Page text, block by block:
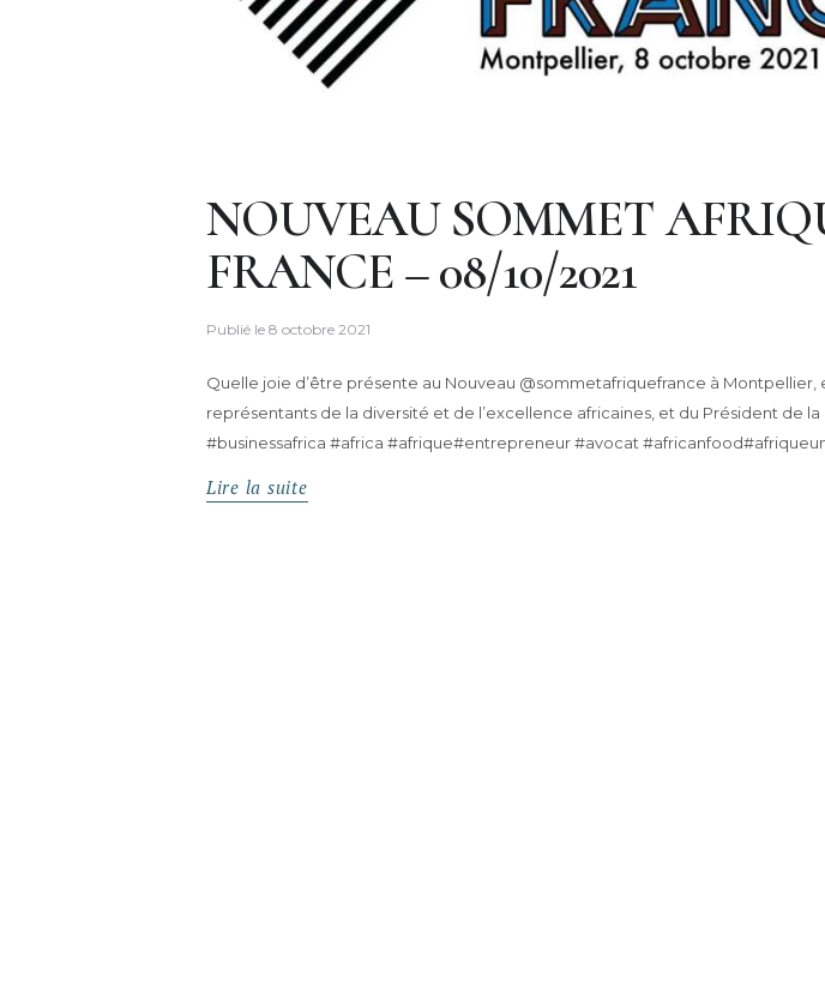
NOUVEAU SOMMET
FRANCE – 08/10/2021
Publié le 8 octobre 2021
Quelle joie d’être présente au Nouveau @sommetafriquefrance à
représentants de la diversité et de l’excellence africaines, et du Président de la
#businessafrica #africa #afrique#entrepreneur #avocat
Lire la suite